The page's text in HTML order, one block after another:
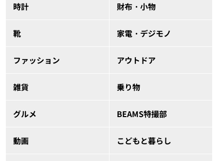
時計 財布・小物
靴 家電・デジモノ
ファッション アウトドア
雑貨 乗り物
グルメ BEAMS特撮部
動画 こどもと暮らし